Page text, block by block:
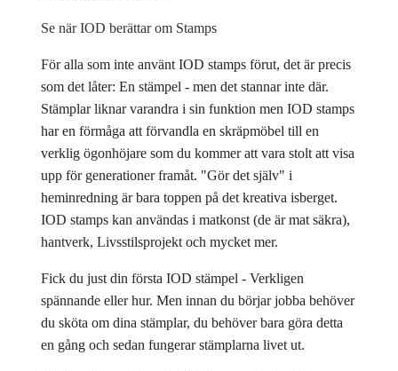
Se när IOD berättar om Stamps
För alla som inte använt IOD stamps förut, det är precis
som det låter: En stämpel - men det stannar inte där.
Stämplar liknar varandra i sin funktion men IOD stamps
har en förmåga att förvandla en skräpmöbel till en
verklig ögonhöjare som du kommer att vara stolt att visa
upp för generationer framåt. "Gör det själv" i
heminredning är bara toppen på det kreativa isberget.
IOD stamps kan användas i matkonst (de är mat säkra),
hantverk, Livsstilsprojekt och mycket mer.
Fick du just din första IOD stämpel - Verkligen
spännande eller hur. Men innan du börjar jobba behöver
du sköta om dina stämplar, du behöver bara göra detta
en gång och sedan fungerar stämplarna livet ut.